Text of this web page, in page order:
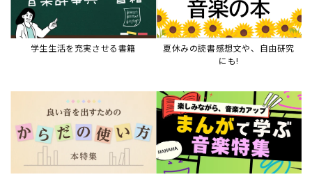
学生生活を充実させる書籍
夏休みの読書感想文や、自由研究
にも!